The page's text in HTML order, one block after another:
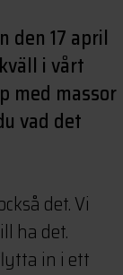
den 17 april
i vårt
med massor
vad det
det. Vi
ha det.
in i ett